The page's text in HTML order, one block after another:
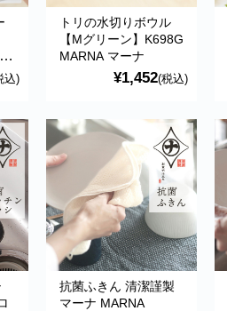
込)
トリの水切りボウル
【Mグリーン】K698G
MARNA マーナ
¥1,452(税込)
抗菌ふきん 清潔謹製
マーナ MARNA